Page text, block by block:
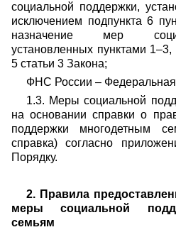
социальной поддержки,
исключением подпункта 6
назначение мер
установленных пунктами
5 статьи 3 Закона;
ФНС России – Федеральная
1.3. Меры социальной
на основании справки о
поддержки многодетным
справка) согласно
Порядку.
2. Правила
меры социальной
семьям